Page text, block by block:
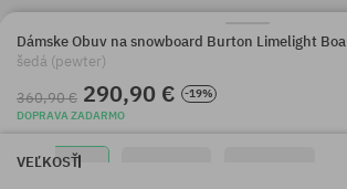
Dámske Obuv na snowboard Burton Limelight Boa
šedá (pewter)
360,90 € 290,90 €
-19%
DOPRAVA ZADARMO
VEĽKOSŤ